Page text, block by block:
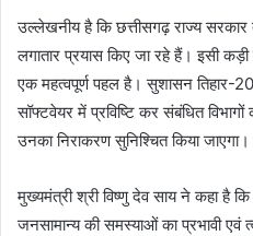
उल्लेखनीय है कि छत्तीसगढ़ राज्य सरकार
लगातार प्रयास किए जा रहे हैं। इसी
एक महत्वपूर्ण पहल है। सुशासन तिहार-
सॉफ्टवेयर में प्रविष्टि कर संबंधित
उनका निराकरण सुनिश्चित किया जाएगा।
मुख्यमंत्री श्री विष्णु देव साय ने कहा है
जनसामान्य की समस्याओं का प्रभावी एवं